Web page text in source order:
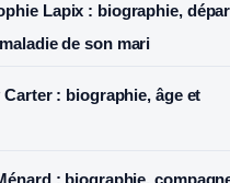
Lapix : biographie,
de son mari
Carter : biographie, âge et
: biographie,